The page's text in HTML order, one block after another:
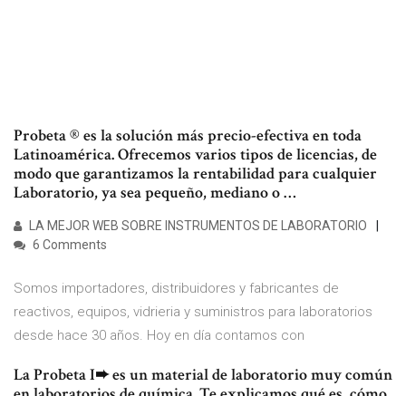
Probeta ® es la solución más precio-efectiva en toda
Latinoamérica. Ofrecemos varios tipos de licencias, de
modo que garantizamos la rentabilidad para cualquier
Laboratorio, ya sea pequeño, mediano o …
LA MEJOR WEB SOBRE INSTRUMENTOS DE LABORATORIO
6 Comments
Somos importadores, distribuidores y fabricantes de
reactivos, equipos, vidrieria y suministros para laboratorios
desde hace 30 años. Hoy en día contamos con
La Probeta I➨ es un material de laboratorio muy común